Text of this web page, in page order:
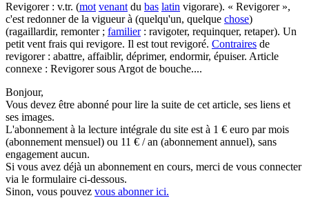
Revigorer : v.tr. (mot venant du bas latin vigorare). « Revigorer »,
c'est redonner de la vigueur à (quelqu'un, quelque chose)
(ragaillardir, remonter ; familier: ravigoter, requinquer, retaper). Un
petit vent frais qui revigore. Il est tout revigoré. Contraires de
revigorer : abattre, affaiblir, déprimer, endormir, épuiser. Article
connexe : Revigorer sous Argot de bouche....
Bonjour,
Vous devez être abonné pour lire la suite de cet article, ses liens et
ses images.
L'abonnement à la lecture intégrale du site est à 1 € euro par mois
(abonnement mensuel) ou 11 € / an (abonnement annuel), sans
engagement aucun.
Si vous avez déjà un abonnement en cours, merci de vous connecter
via le formulaire ci-dessous.
Sinon, vous pouvez vous abonner ici.